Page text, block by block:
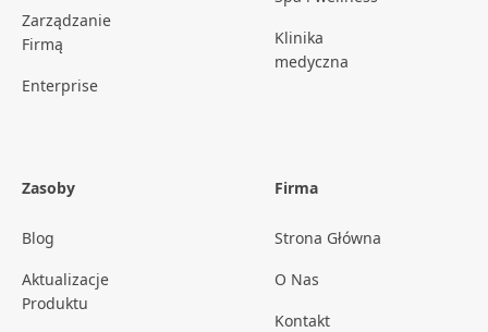
Zarządzanie
Firmą
Enterprise
Klinika
medyczna
Zasoby
Blog
Aktualizacje
Produktu
Firma
Strona Główna
O Nas
Kontakt